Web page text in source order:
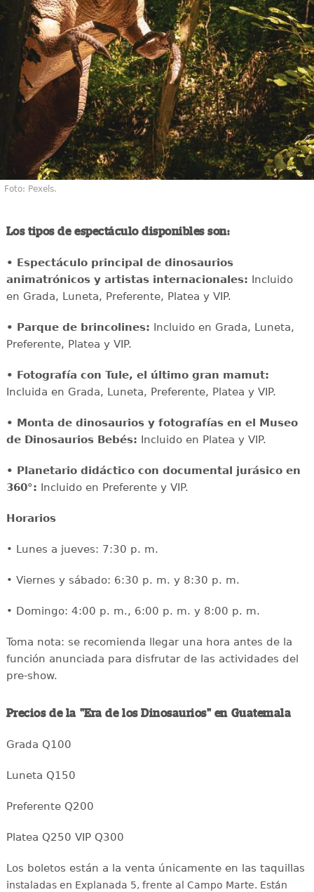
Foto: Pexels.
Los tipos de espectáculo disponibles son:
• Espectáculo principal de dinosaurios
animatrónicos y artistas internacionales: Incluido
en Grada, Luneta, Preferente, Platea y VIP.
• Parque de brincolines: Incluido en Grada, Luneta,
Preferente, Platea y VIP.
• Fotografía con Tule, el último gran mamut:
Incluida en Grada, Luneta, Preferente, Platea y VIP.
• Monta de dinosaurios y fotografías en el Museo
de Dinosaurios Bebés: Incluido en Platea y VIP.
• Planetario didáctico con documental jurásico en
360°: Incluido en Preferente y VIP.
Horarios
• Lunes a jueves: 7:30 p. m.
• Viernes y sábado: 6:30 p. m. y 8:30 p. m.
• Domingo: 4:00 p. m., 6:00 p. m. y 8:00 p. m.
Toma nota: se recomienda llegar una hora antes de la
función anunciada para disfrutar de las actividades del
pre-show.
Precios de la "Era de los Dinosaurios" en Guatemala
Grada Q100
Luneta Q150
Preferente Q200
Platea Q250 VIP Q300
Los boletos están a la venta únicamente en las taquillas
instaladas en Explanada 5, frente al Campo Marte. Están